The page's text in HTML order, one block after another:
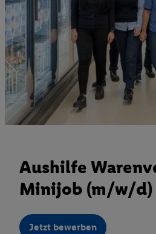
Aushilfe
Minijob (m/w/d)
Jetzt bewerben